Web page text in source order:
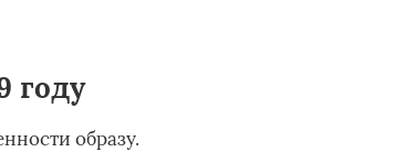
году
образу.